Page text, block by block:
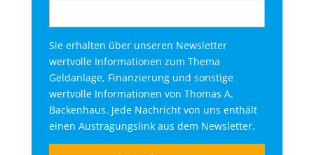
Sie erhalten über unseren Newsletter
wertvolle Informationen zum Thema
Geldanlage, Finanzierung und sonstige
wertvolle Informationen von Thomas A.
Backenhaus. Jede Nachricht von uns enthält
einen Austragungslink aus dem Newsletter.